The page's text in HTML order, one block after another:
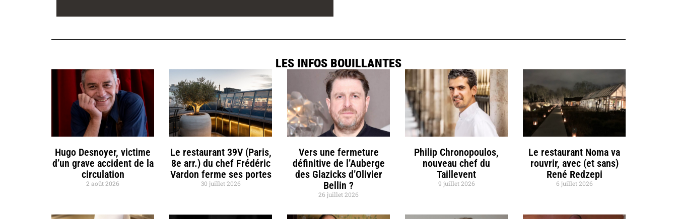
LES INFOS BOUILLANTES
Hugo Desnoyer, victime
d’un grave accident de la
circulation
2 août 2026
Le restaurant 39V (Paris,
8e arr.) du chef Frédéric
Vardon ferme ses portes
30 juillet 2026
Vers une fermeture
définitive de l’Auberge
des Glazicks d’Olivier
Bellin ?
26 juillet 2026
Philip Chronopoulos,
nouveau chef du
Taillevent
9 juillet 2026
Le restaurant Noma va
rouvrir, avec (et sans)
René Redzepi
6 juillet 2026